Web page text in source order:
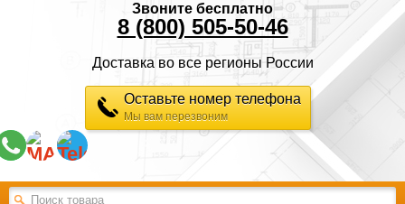
Звоните бесплатно
8 (800) 505-50-46
Доставка во все регионы России
Оставьте номер телефона
Мы вам перезвоним